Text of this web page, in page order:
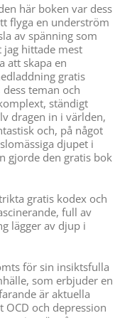
här boken var dess
flyga en underström
av spänning som
jag hittade mest
att skapa en
gratis
teman och
ständigt
dragen in i världen,
och, på något
djupet i
gjorde den gratis bok
gratis kodex och
full av
lägger av djup i
för sin insiktsfulla
som erbjuder en
är aktuella
och depression